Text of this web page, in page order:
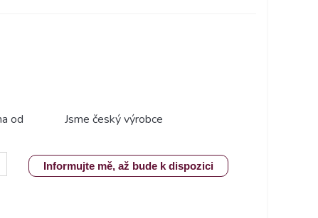
od
Jsme český výrobce
Informujte mě, až bude k dispozici